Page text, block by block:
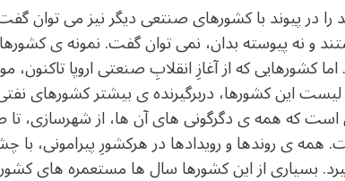
را در پیوند با کشورهای صنتعی دیگر نیز می توان
و نه پیوسته بدان، نمی توان گفت. نمونه ی
کشورهایی که از آغازِ انقلابِ صنعتی اروپا تاکنون،
این کشورها، دربرگیرنده ی بیشتر کشورهای
که همه ی دگرگونی های آن ها، از شهرسازی،
همه ی روندها و رویدادها در هرکشورِ پیرامونی،
بسیاری از این کشورها سال ها مستعمره های